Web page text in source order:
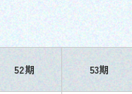
52期 53期